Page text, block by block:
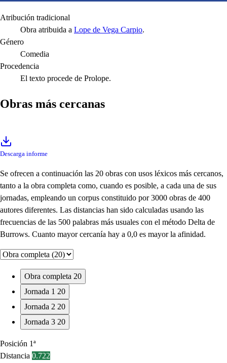
Atribución tradicional
Obra atribuida a Lope de Vega Carpio.
Género
Comedia
Procedencia
El texto procede de Prolope.
Obras más cercanas
Descarga informe
Se ofrecen a continuación las 20 obras con usos léxicos más cercanos,
tanto a la obra completa como, cuando es posible, a cada una de sus
jornadas, empleando un corpus constituido por 3000 obras de 400
autores diferentes. Las distancias han sido calculadas usando las
frecuencias de las 500 palabras más usuales con el método Delta de
Burrows. Cuanto mayor cercanía hay a 0,0 es mayor la afinidad.
Obra completa 20
Jornada 1 20
Jornada 2 20
Jornada 3 20
Posición 1ª
Distancia 0.722